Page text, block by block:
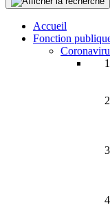
Accueil
Fonction